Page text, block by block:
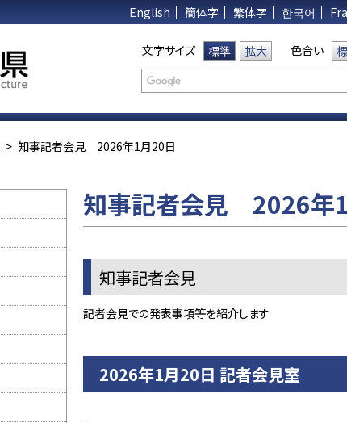
English 簡体字 繁体字 한국어
文字サイズ 標準 拡大 色合い
> 知事記者会見 2026年1月20日
知事記者会見 2026年
知事記者会見
記者会見での発表事項等を紹介します
2026年1月20日 記者会見室